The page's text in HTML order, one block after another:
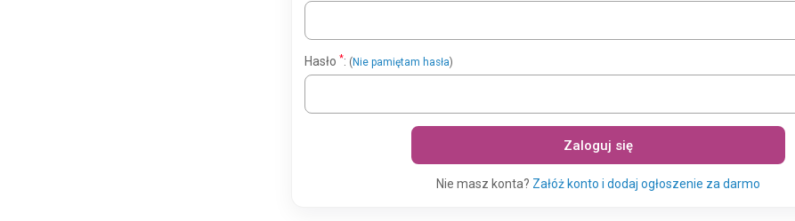
Hasło *: ( Nie pamiętam hasła)
Zaloguj się
Nie masz konta? Załóż konto i dodaj ogłoszenie za darmo